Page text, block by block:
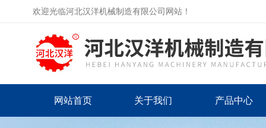
欢迎光临河北汉洋机械制造有限公司网站！
网站首页 关于我们 产品中心